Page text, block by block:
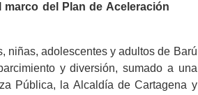
del Plan de Aceleración
niñas, adolescentes y adultos de Barú
y diversión, sumado a una
Pública, la Alcaldía de Cartagena y